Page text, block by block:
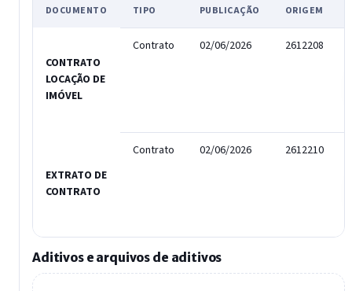
DOCUMENTO TIPO PUBLICAÇÃO ORIGEM
CONTRATO
LOCAÇÃO DE
IMÓVEL
Contrato 02/06/2026 2612208
EXTRATO DE
CONTRATO
Contrato 02/06/2026 2612210
Aditivos e arquivos de aditivos